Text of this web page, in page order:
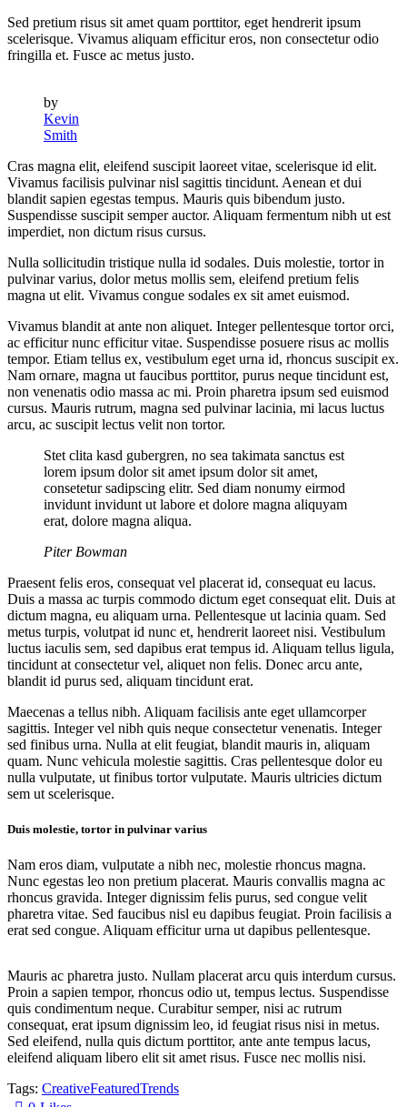
Sed pretium risus sit amet quam porttitor, eget hendrerit ipsum
scelerisque. Vivamus aliquam efficitur eros, non consectetur odio
fringilla et. Fusce ac metus justo.
by
Kevin
Smith
Cras magna elit, eleifend suscipit laoreet vitae, scelerisque id elit.
Vivamus facilisis pulvinar nisl sagittis tincidunt. Aenean et dui
blandit sapien egestas tempus. Mauris quis bibendum justo.
Suspendisse suscipit semper auctor. Aliquam fermentum nibh ut est
imperdiet, non dictum risus cursus.
Nulla sollicitudin tristique nulla id sodales. Duis molestie, tortor in
pulvinar varius, dolor metus mollis sem, eleifend pretium felis
magna ut elit. Vivamus congue sodales ex sit amet euismod.
Vivamus blandit at ante non aliquet. Integer pellentesque tortor orci,
ac efficitur nunc efficitur vitae. Suspendisse posuere risus ac mollis
tempor. Etiam tellus ex, vestibulum eget urna id, rhoncus suscipit ex.
Nam ornare, magna ut faucibus porttitor, purus neque tincidunt est,
non venenatis odio massa ac mi. Proin pharetra ipsum sed euismod
cursus. Mauris rutrum, magna sed pulvinar lacinia, mi lacus luctus
arcu, ac suscipit lectus velit non tortor.
Stet clita kasd gubergren, no sea takimata sanctus est
lorem ipsum dolor sit amet ipsum dolor sit amet,
consetetur sadipscing elitr. Sed diam nonumy eirmod
invidunt invidunt ut labore et dolore magna aliquyam
erat, dolore magna aliqua.
Piter Bowman
Praesent felis eros, consequat vel placerat id, consequat eu lacus.
Duis a massa ac turpis commodo dictum eget consequat elit. Duis at
dictum magna, eu aliquam urna. Pellentesque ut lacinia quam. Sed
metus turpis, volutpat id nunc et, hendrerit laoreet nisi. Vestibulum
luctus iaculis sem, sed dapibus erat tempus id. Aliquam tellus ligula,
tincidunt at consectetur vel, aliquet non felis. Donec arcu ante,
blandit id purus sed, aliquam tincidunt erat.
Maecenas a tellus nibh. Aliquam facilisis ante eget ullamcorper
sagittis. Integer vel nibh quis neque consectetur venenatis. Integer
sed finibus urna. Nulla at elit feugiat, blandit mauris in, aliquam
quam. Nunc vehicula molestie sagittis. Cras pellentesque dolor eu
nulla vulputate, ut finibus tortor vulputate. Mauris ultricies dictum
sem ut scelerisque.
Duis molestie, tortor in pulvinar varius
Nam eros diam, vulputate a nibh nec, molestie rhoncus magna.
Nunc egestas leo non pretium placerat. Mauris convallis magna ac
rhoncus gravida. Integer dignissim felis purus, sed congue velit
pharetra vitae. Sed faucibus nisl eu dapibus feugiat. Proin facilisis a
erat sed congue. Aliquam efficitur urna ut dapibus pellentesque.
Mauris ac pharetra justo. Nullam placerat arcu quis interdum cursus.
Proin a sapien tempor, rhoncus odio ut, tempus lectus. Suspendisse
quis condimentum neque. Curabitur semper, nisi ac rutrum
consequat, erat ipsum dignissim leo, id feugiat risus nisi in metus.
Sed eleifend, nulla quis dictum porttitor, ante ante tempus lacus,
eleifend aliquam libero elit sit amet risus. Fusce nec mollis nisi.
Tags: CreativeFeaturedTrends